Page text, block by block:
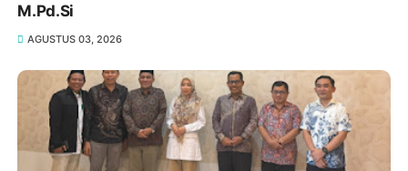
M.Pd.Si
AGUSTUS 03, 2026